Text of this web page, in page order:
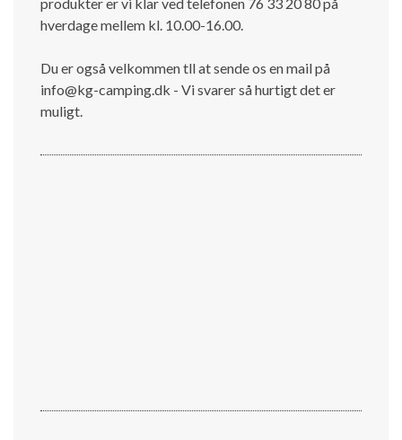
hverdage mellem kl. 10.00-16.00.
Du er også velkommen tll at sende os en mail på
info@kg-camping.dk - Vi svarer så hurtigt det er
muligt.